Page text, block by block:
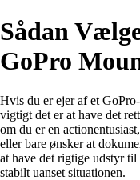
Sådan
GoPro
Hvis du er ejer af et
vigtigt det er at have det
om du er en
eller bare ønsker at
at have det rigtige udstyr
stabilt uanset situationen.